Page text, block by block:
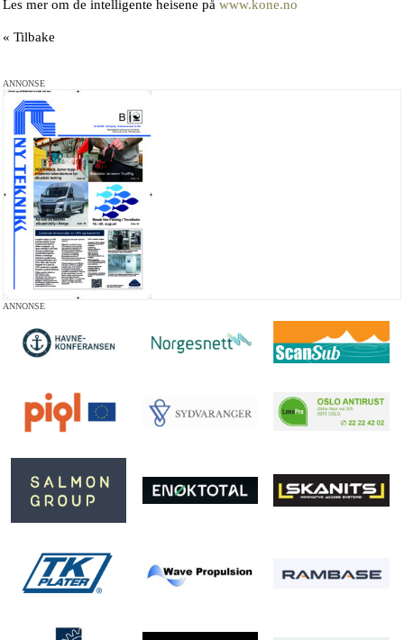
Les mer om de intelligente heisene på www.kone.no
« Tilbake
ANNONSE
ANNONSE